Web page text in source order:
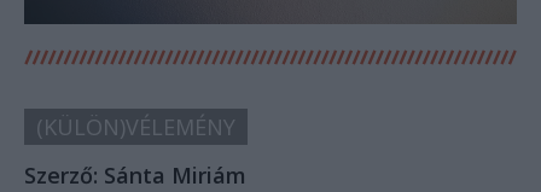
(KÜLÖN)VÉLEMÉNY
Szerző: Sánta Miriám